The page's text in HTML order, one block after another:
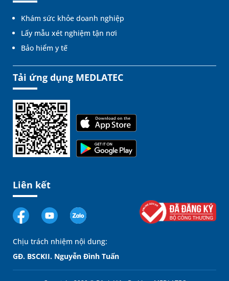
Khám sức khỏe doanh nghiệp
Lấy mẫu xét nghiệm tận nơi
Bảo hiểm y tế
Tải ứng dụng MEDLATEC
Liên kết
Chịu trách nhiệm nội dung:
GĐ. BSCKII. Nguyễn Đình Tuấn